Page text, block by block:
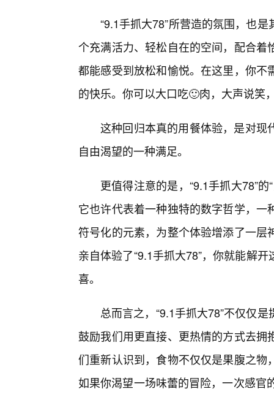
“9.1手抓大78”所营造的氛围，也
个充满活力、轻松自在的空间，配合
都能感受到放松和愉悦。在这里，你
的快乐。你可以大口吃🙂肉，大声说笑
这种回归本真的用餐体验，是对现
自由渴望的一种满足。
更值得注意的是，“9.1手抓大78”
它也许代表着一种独特的数字哲学，
符号化的元素，为整个体验增添了一
亲自体验了“9.1手抓大78”，你就能解
喜。
总而言之，“9.1手抓大78”不仅仅
鼓励我们用更直接、更热情的方式去
们重新认识到，食物不仅仅是果腹之
如果你渴望一场味蕾的冒险，一次感官